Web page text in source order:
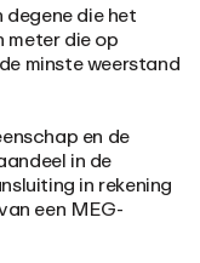
die het
die op
minste weerstand
en de
in de
in rekening
een MEG-